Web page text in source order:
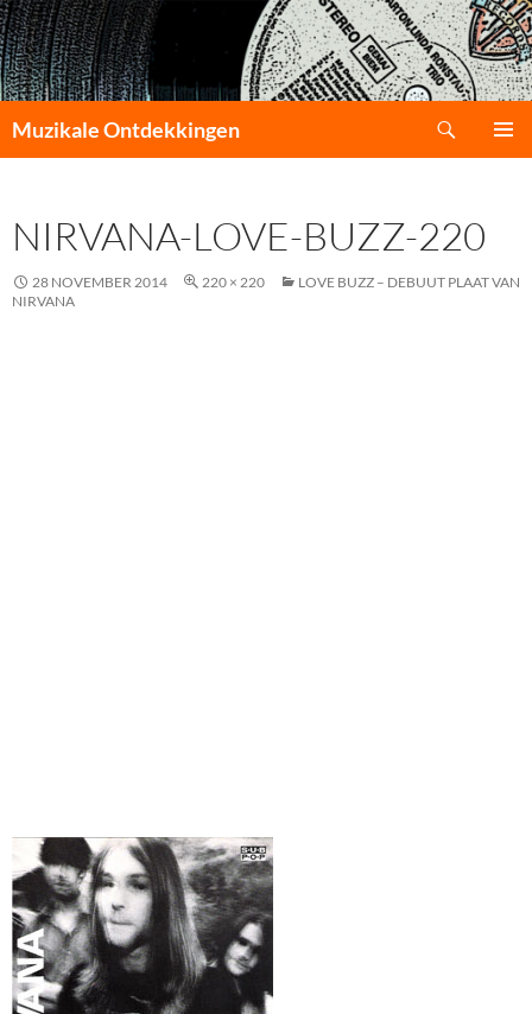
Muzikale Ontdekkingen
INHOUD
NIRVANA-LOVE-BUZZ-220
28 NOVEMBER 2014 220 × 220
LOVE BUZZ – DEBUUT PLAAT VAN
NIRVANA